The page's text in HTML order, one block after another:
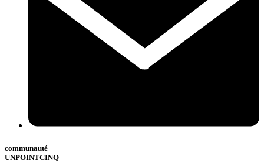
communauté
UNPOINTCINQ